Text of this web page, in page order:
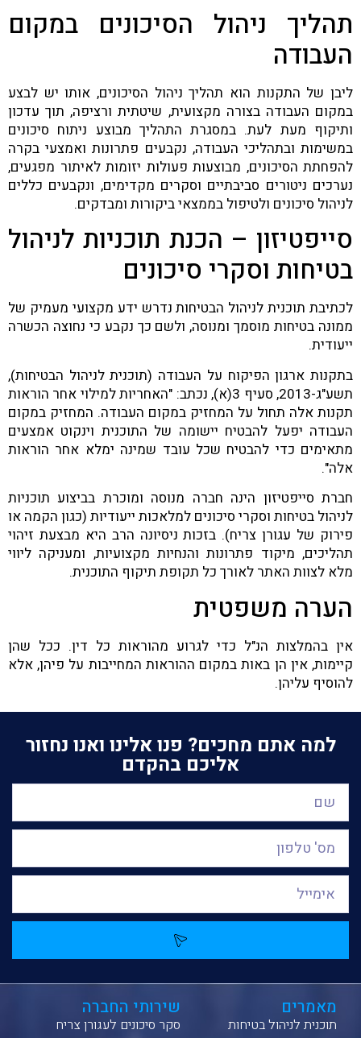
תהליך ניהול הסיכונים במקום
העבודה
ליבן של התקנות הוא תהליך ניהול הסיכונים, אותו יש לבצע
במקום העבודה בצורה מקצועית, שיטתית ורציפה, תוך עדכון
ותיקוף מעת לעת. במסגרת התהליך מבוצע ניתוח סיכונים
במשימות ובתהליכי העבודה, נקבעים פתרונות ואמצעי בקרה
להפחתת הסיכונים, מבוצעות פעולות יזומות לאיתור מפגעים,
נערכים ניטורים סביבתיים וסקרים מקדימים, ונקבעים כללים
לניהול סיכונים ולטיפול בממצאי ביקורות ומבדקים.
סייפטיזון – הכנת תוכניות לניהול
בטיחות וסקרי סיכונים
לכתיבת תוכנית לניהול הבטיחות נדרש ידע מקצועי מעמיק של
ממונה בטיחות מוסמך ומנוסה, ולשם כך נקבע כי נחוצה הכשרה
ייעודית.
בתקנות ארגון הפיקוח על העבודה (תוכנית לניהול הבטיחות),
תשע"ג-2013, סעיף 3(א), נכתב: "האחריות למילוי אחר הוראות
תקנות אלה תחול על המחזיק במקום העבודה. המחזיק במקום
העבודה יפעל להבטיח יישומה של התוכנית וינקוט אמצעים
מתאימים כדי להבטיח שכל עובד שמינה ימלא אחר הוראות
אלה".
חברת סייפטיזון הינה חברה מנוסה ומוכרת בביצוע תוכניות
לניהול בטיחות וסקרי סיכונים למלאכות ייעודיות (כגון הקמה או
פירוק של עגורן צריח). בזכות ניסיונה הרב היא מבצעת זיהוי
תהליכים, מיקוד פתרונות והנחיות מקצועיות, ומעניקה ליווי
מלא לצוות האתר לאורך כל תקופת תיקוף התוכנית.
הערה משפטית
אין בהמלצות הנ"ל כדי לגרוע מהוראות כל דין. ככל שהן
קיימות, אין הן באות במקום ההוראות המחייבות על פיהן, אלא
להוסיף עליהן.
למה אתם מחכים? פנו אלינו ואנו נחזור
אליכם בהקדם
שירותי החברה
סקר סיכונים לעגורן צריח
מאמרים
תוכנית לניהול בטיחות